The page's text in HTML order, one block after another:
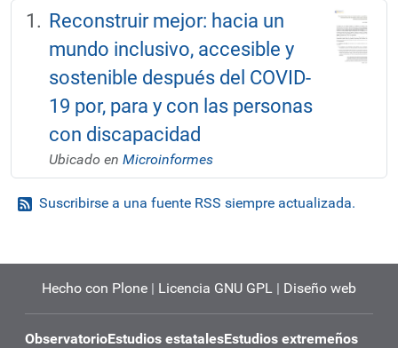
Reconstruir mejor: hacia un
mundo inclusivo, accesible y
sostenible después del COVID-
19 por, para y con las personas
con discapacidad
Ubicado en Microinformes
Suscribirse a una fuente RSS siempre actualizada.
Hecho con Plone | Licencia GNU GPL | Diseño web
ObservatorioEstudios estatalesEstudios extremeños